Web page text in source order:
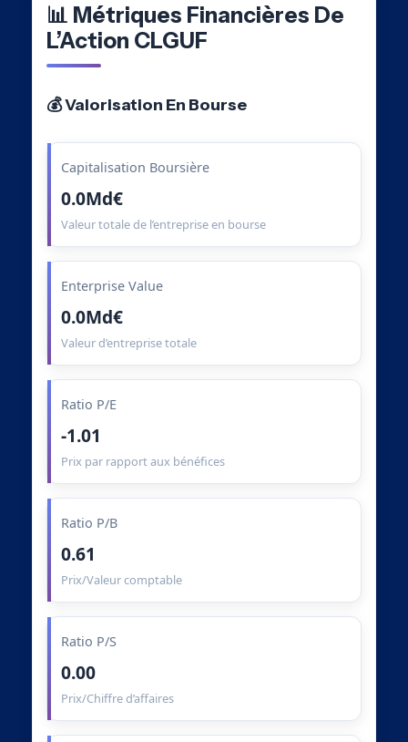
📊 Métriques Financières De
L’Action CLGUF
💰 Valorisation En Bourse
Capitalisation Boursière
0.0Md€
Valeur totale de l’entreprise en bourse
Enterprise Value
0.0Md€
Valeur d’entreprise totale
Ratio P/E
-1.01
Prix par rapport aux bénéfices
Ratio P/B
0.61
Prix/Valeur comptable
Ratio P/S
0.00
Prix/Chiffre d’affaires